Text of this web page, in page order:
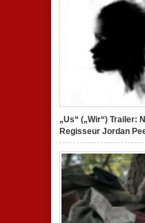
„Us“ („Wir“) Trailer:
Regisseur Jordan